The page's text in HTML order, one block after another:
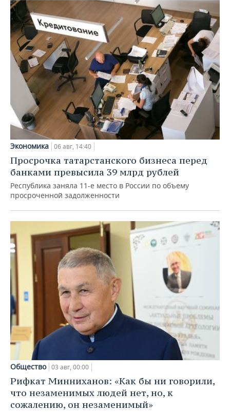
Экономика 06 авг, 14:40
Просрочка татарстанского бизнеса перед
банками превысила 39 млрд рублей
Республика заняла 11-е место в России по объему
просроченной задолженности
Общество 03 авг, 00:00
Рифкат Минниханов: «Как бы ни говорили,
что незаменимых людей нет, но, к
сожалению, он незаменимый»